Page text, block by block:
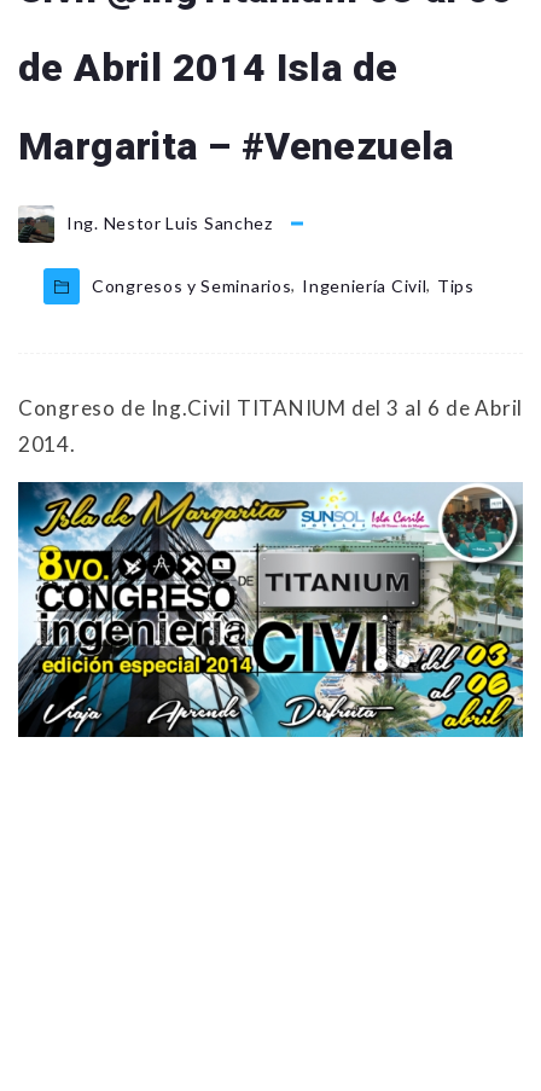
de Abril 2014 Isla de
Margarita – #Venezuela
Ing. Nestor Luis Sanchez
Congresos y Seminarios, Ingeniería Civil, Tips
Congreso de Ing.Civil TITANIUM del 3 al 6 de Abril
2014.